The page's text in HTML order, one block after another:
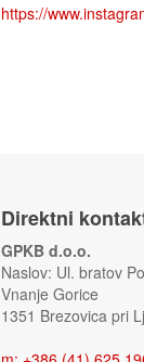
https://
Direktni
GPKB d.o.o.
Naslov: Ul. bratov
Vnanje Gorice
1351 Brezovica pri